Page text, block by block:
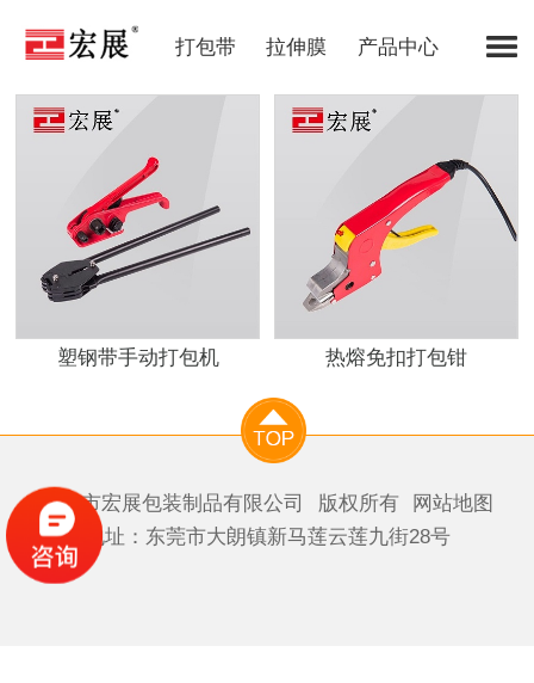
打包带 拉伸膜 产品中心
塑钢带手动打包机 热熔免扣打包钳
东莞市宏展包装制品有限公司 版权所有
网站地图
地址：东莞市大朗镇新马莲云莲九街28号